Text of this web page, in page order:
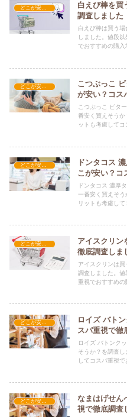
どこが安い？-お菓子・スイーツ・アイス
白えび棒を買
調査しました
白えび棒は買う
しました。値段
でおすすめの購入
どこが安い？-お菓子・スイーツ・アイス
こつぶっこ
が安い？コス
こつぶっこ ビタ
番安く買えそうか
ットも考慮してコ
どこが安い？-お菓子・スイーツ・アイス
ドンタコス
こが安い？コ
ドンタコス 濃厚
一番安く買えそう
リットも考慮し
どこが安い？-お菓子・スイーツ・アイス
アイスクリン
徹底調査しま
アイスクリンは
調査しました。
重視でおすすめの
どこが安い？-お菓子・スイーツ・アイス
ロイズ バト
スパ重視で徹
ロイズ バトンク
そうか？を調査
してコスパ重視で
どこが安い？-お菓子・スイーツ・アイス
なまはげせん
視で徹底調査